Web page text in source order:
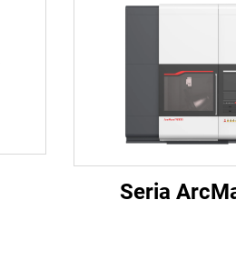
Seria